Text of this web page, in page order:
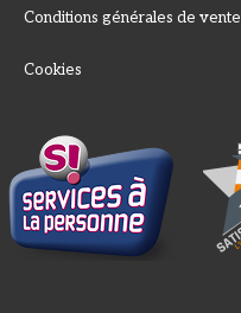
Conditions générales de vente
Cookies